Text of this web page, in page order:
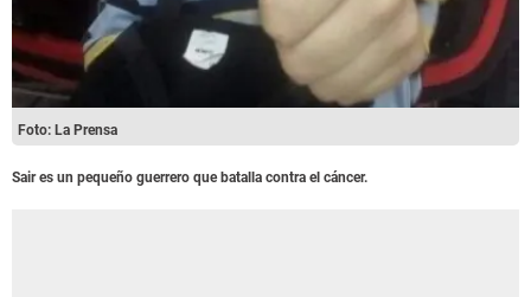
Foto: La Prensa
Sair es un pequeño guerrero que batalla contra el cáncer.